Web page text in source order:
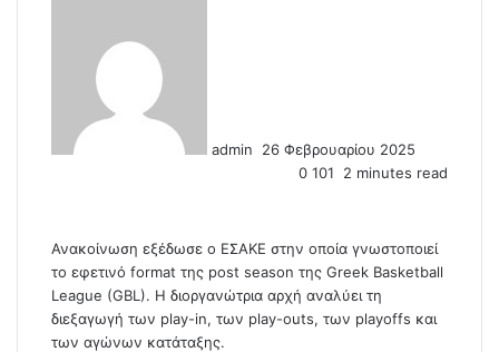
admin
e
l
26 Φεβρουαρίου 2025
0 101 2 minutes read
Ανακοίνωση εξέδωσε ο ΕΣΑΚΕ στην οποία γνωστοποιεί
το εφετινό format της post season της Greek Basketball
League (GBL). Η διοργανώτρια αρχή αναλύει τη
διεξαγωγή των play-in, των play-outs, των playoffs και
των αγώνων κατάταξης.